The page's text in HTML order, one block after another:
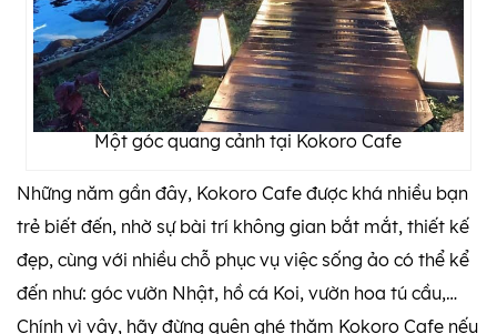
Một góc quang cảnh tại Kokoro Cafe
Những năm gần đây, Kokoro Cafe được khá nhiều bạn
trẻ biết đến, nhờ sự bài trí không gian bắt mắt, thiết kế
đẹp, cùng với nhiều chỗ phục vụ việc sống ảo có thể kể
đến như: góc vườn Nhật, hồ cá Koi, vườn hoa tú cầu,…
Chính vì vậy, hãy đừng quên ghé thăm Kokoro Cafe nếu